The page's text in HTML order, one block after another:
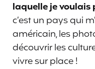
laquelle je voulais
c’est un pays qui
américain, les
découvrir les
vivre sur place !